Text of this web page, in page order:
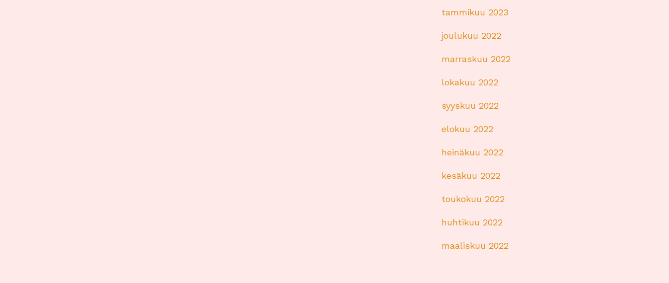
tammikuu 2023
joulukuu 2022
marraskuu 2022
lokakuu 2022
syyskuu 2022
elokuu 2022
heinäkuu 2022
kesäkuu 2022
toukokuu 2022
huhtikuu 2022
maaliskuu 2022